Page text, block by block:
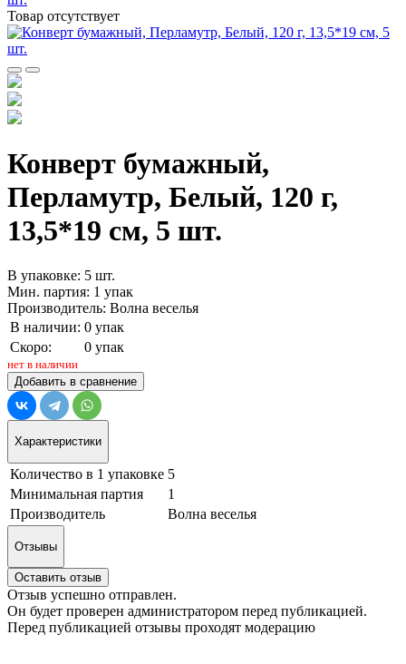
Товар отсутствует
Конверт бумажный,
Перламутр, Белый, 120 г,
13,5*19 см, 5 шт.
В упаковке: 5 шт.
Мин. партия: 1 упак
Производитель: Волна веселья
В наличии: 0 упак
Скоро:
0 упак
нет в наличии
Добавить в сравнение
Характеристики
Количество в 1 упаковке 5
Минимальная партия
1
Производитель
Волна веселья
Отзывы
Оставить отзыв
Отзыв успешно отправлен.
Он будет проверен администратором перед публикацией.
Перед публикацией отзывы проходят модерацию